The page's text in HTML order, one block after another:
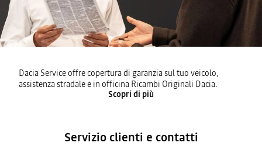
Dacia Service offre copertura di garanzia sul tuo veicolo,
assistenza stradale e in officina Ricambi Originali Dacia.
Scopri di più
Servizio clienti e contatti